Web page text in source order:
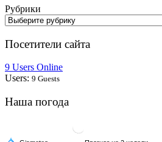
Рубрики
Посетители сайта
9 Users Online
Users: 9 Guests
Наша погода